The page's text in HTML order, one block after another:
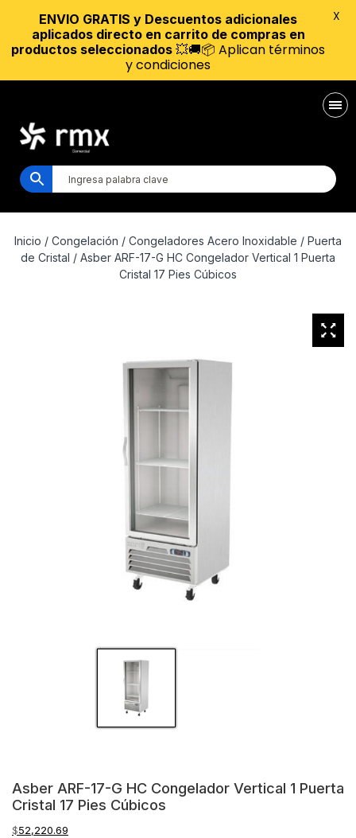
Inicio / Congelación / Congeladores Acero Inoxidable / Puerta
de Cristal / Asber ARF-17-G HC Congelador Vertical 1 Puerta
Cristal 17 Pies Cúbicos
Asber ARF-17-G HC Congelador Vertical 1 Puerta
Cristal 17 Pies Cúbicos
$52,220.69
ENVIO GRATIS y Descuentos adicionales
aplicados directo en carrito de compras en
productos seleccionados 💥🚚📦 Aplican términos
y condiciones
X